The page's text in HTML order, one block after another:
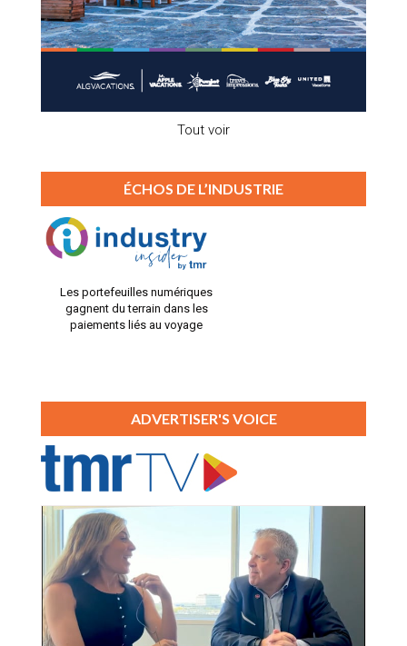
Tout voir
ÉCHOS DE L’INDUSTRIE
Les portefeuilles numériques
gagnent du terrain dans les
paiements liés au voyage
ADVERTISER'S VOICE